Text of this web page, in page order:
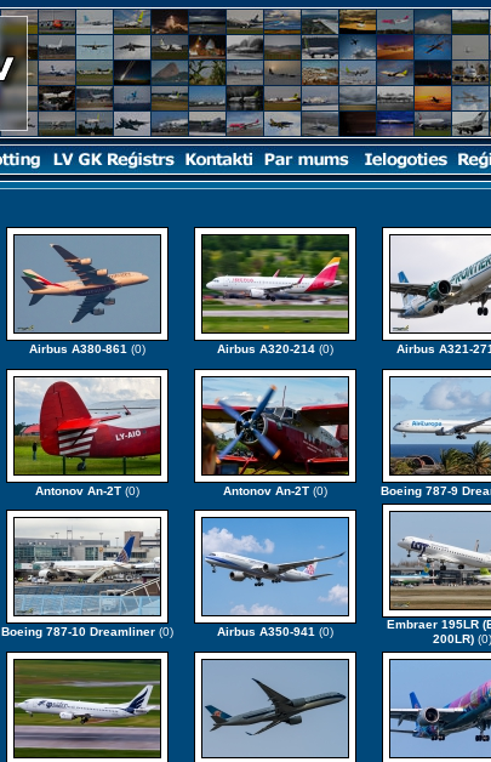
Airbus A380-861 (0) Airbus A320-214 (0) Airbus A321-
Antonov An-2T (0) Antonov An-2T (0) Boeing 787-9
Boeing 787-10 Dreamliner (0) Airbus A350-941 (0)
Embraer 195LR
200LR) (0)